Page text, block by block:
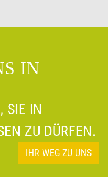
IN
SIE IN
ZU DÜRFEN.
IHR WEG ZU UNS